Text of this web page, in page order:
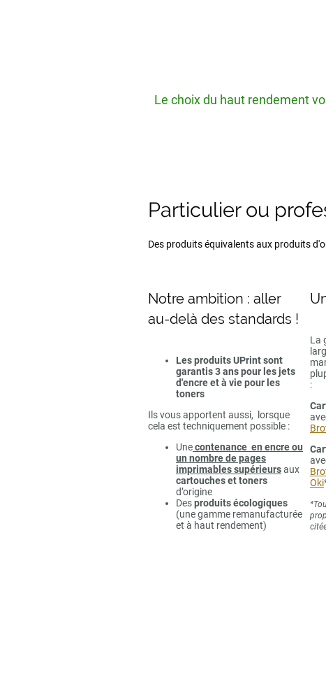
Le choix du haut rendement
Particulier ou
Des produits équivalents aux produits
Notre ambition : aller
au-delà des standards !
Les produits UPrint sont
garantis 3 ans pour les jets
d'encre et à vie pour les
toners
Ils vous apportent aussi, lorsque
cela est techniquement possible :
Unecontenance en encre ou
un nombre de pages
imprimables supérieursaux
cartouches et toners
d’origine
Desproduits écologiques
(une gamme remanufacturée
et à haut rendement)
La
:
Oki